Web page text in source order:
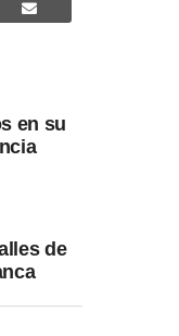
en su
de